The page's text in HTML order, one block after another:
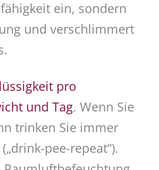
ein, sondern
und verschlimmert
pro
und Tag. Wenn Sie
trinken Sie immer
pee-repeat“).